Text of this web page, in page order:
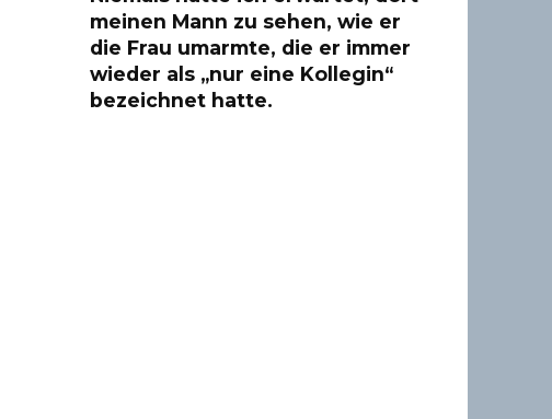
meinen Mann zu sehen, wie er
die Frau umarmte, die er immer
wieder als „nur eine Kollegin“
bezeichnet hatte.